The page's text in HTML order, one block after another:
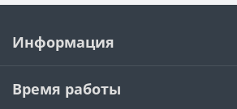
Информация
Время работы